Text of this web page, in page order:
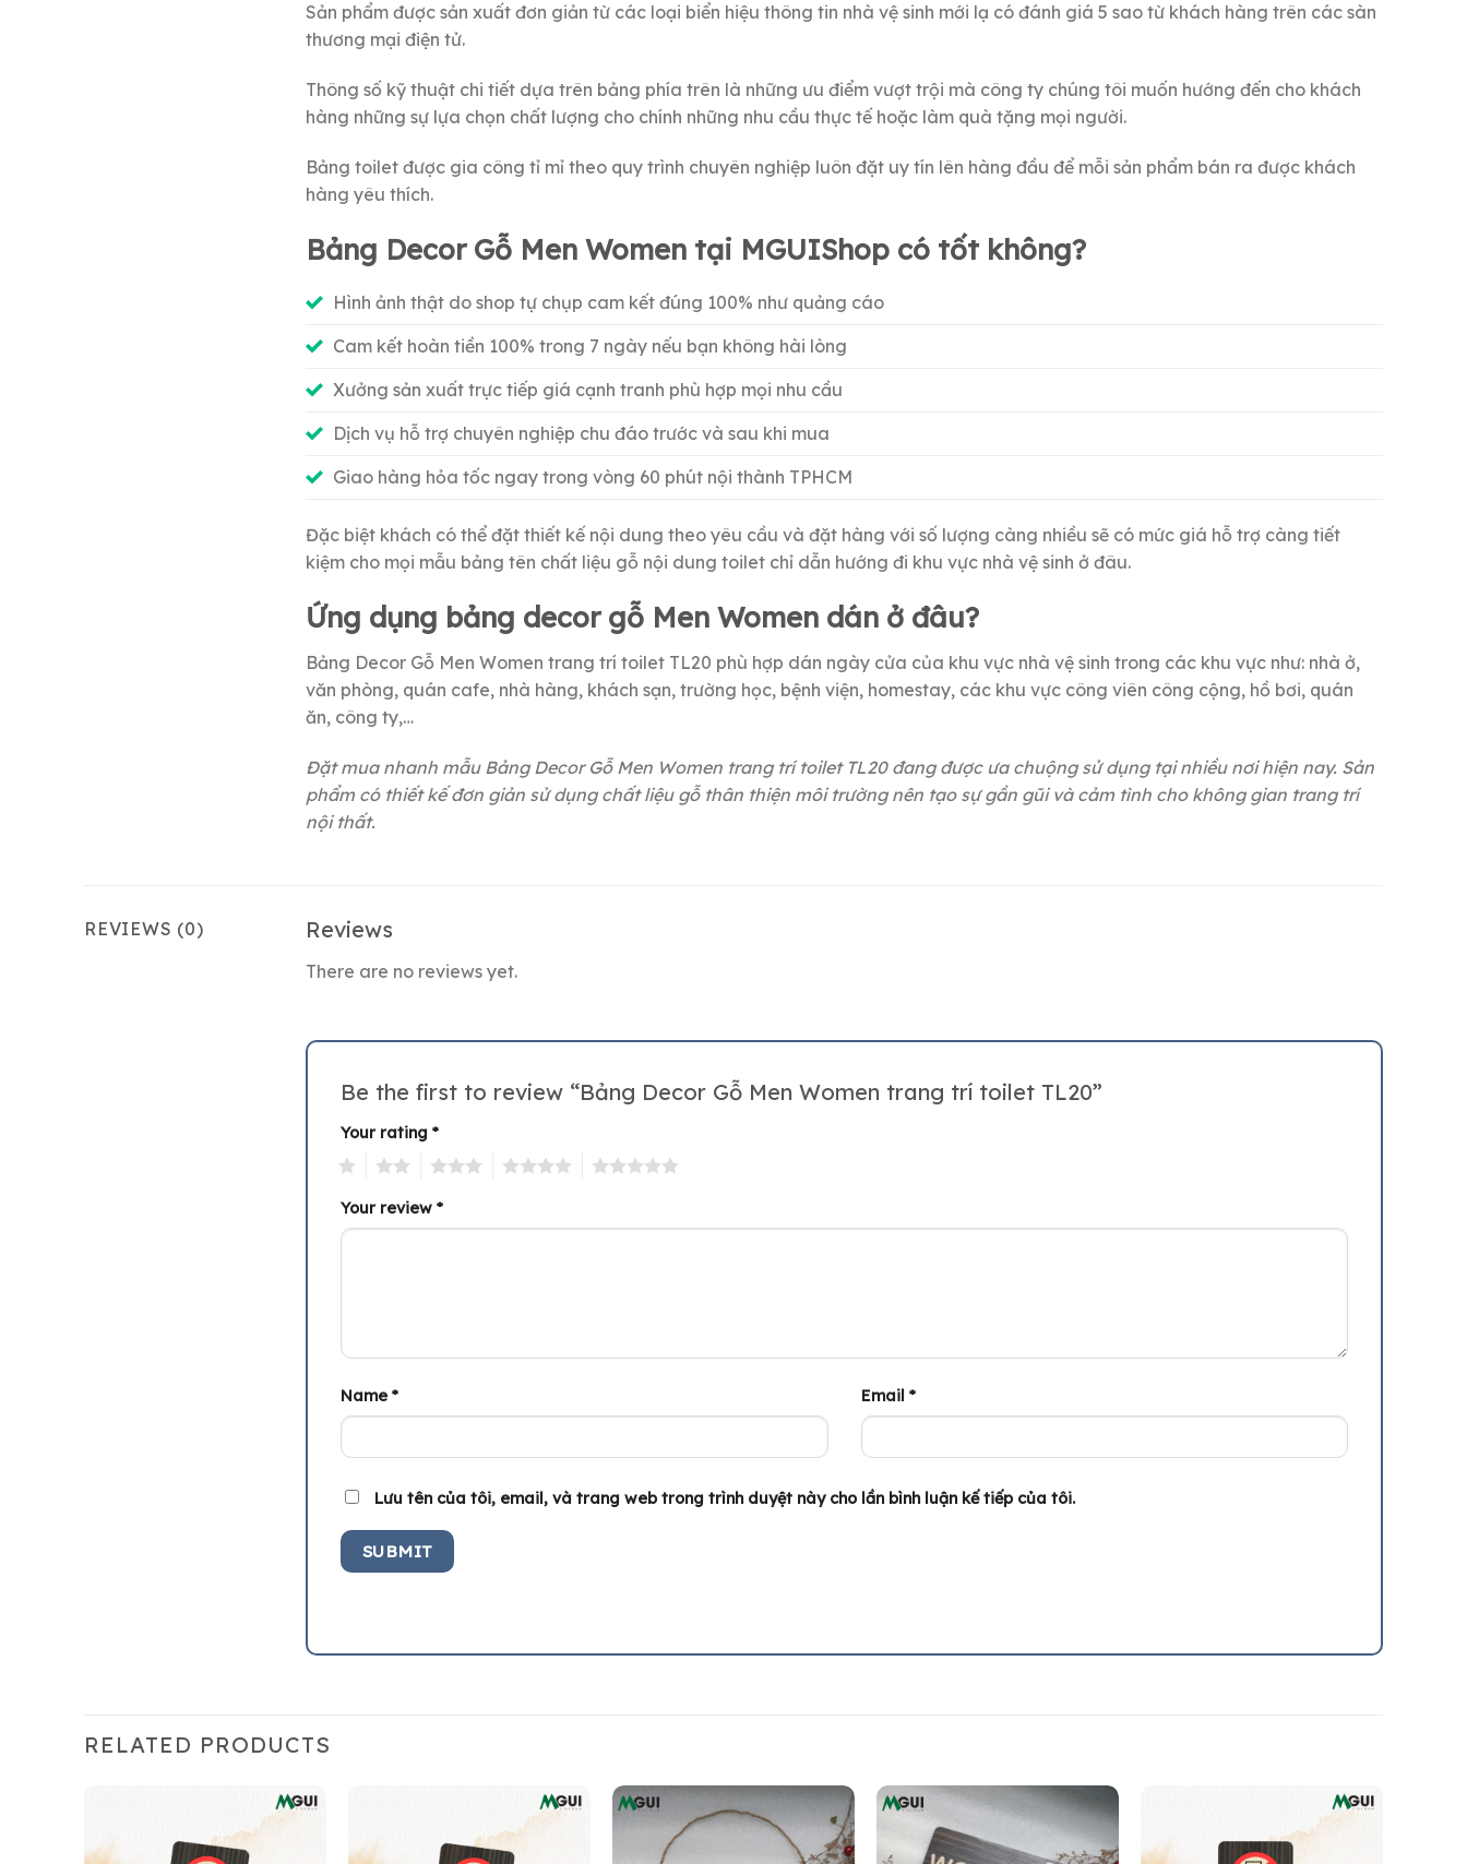
Sản phẩm được sản xuất đơn giản từ các loại biển hiệu thông tin nhà vệ sinh mới lạ có đánh giá 5 sao từ khách hàng trên các sàn
thương mại điện tử.
Thông số kỹ thuật chi tiết dựa trên bảng phía trên là những ưu điểm vượt trội mà công ty chúng tôi muốn hướng đến cho khách
hàng những sự lựa chọn chất lượng cho chính những nhu cầu thực tế hoặc làm quà tặng mọi người.
Bảng toilet được gia công tỉ mỉ theo quy trình chuyên nghiệp luôn đặt uy tín lên hàng đầu để mỗi sản phẩm bán ra được khách
hàng yêu thích.
Bảng Decor Gỗ Men Women tại MGUIShop có tốt không?
Hình ảnh thật do shop tự chụp cam kết đúng 100% như quảng cáo
Cam kết hoàn tiền 100% trong 7 ngày nếu bạn không hài lòng
Xưởng sản xuất trực tiếp giá cạnh tranh phù hợp mọi nhu cầu
Dịch vụ hỗ trợ chuyên nghiệp chu đáo trước và sau khi mua
Giao hàng hỏa tốc ngay trong vòng 60 phút nội thành TPHCM
Đặc biệt khách có thể đặt thiết kế nội dung theo yêu cầu và đặt hàng với số lượng càng nhiều sẽ có mức giá hỗ trợ càng tiết
kiệm cho mọi mẫu bảng tên chất liệu gỗ nội dung toilet chỉ dẫn hướng đi khu vực nhà vệ sinh ở đâu.
Ứng dụng bảng decor gỗ Men Women dán ở đâu?
Bảng Decor Gỗ Men Women trang trí toilet TL20 phù hợp dán ngày cửa của khu vực nhà vệ sinh trong các khu vực như: nhà ở,
văn phòng, quán cafe, nhà hàng, khách sạn, trường học, bệnh viện, homestay, các khu vực công viên công cộng, hồ bơi, quán
ăn, công ty,…
Đặt mua nhanh mẫu Bảng Decor Gỗ Men Women trang trí toilet TL20 đang được ưa chuộng sử dụng tại nhiều nơi hiện nay. Sản
phẩm có thiết kế đơn giản sử dụng chất liệu gỗ thân thiện môi trường nên tạo sự gần gũi và cảm tình cho không gian trang trí
nội thất.
REVIEWS (0) Reviews
There are no reviews yet.
Be the first to review “Bảng Decor Gỗ Men Women trang trí toilet TL20”
Your rating*
Your review*
Name* Email *
Lưu tên của tôi, email, và trang web trong trình duyệt này cho lần bình luận kế tiếp của tôi.
RELATED PRODUCTS